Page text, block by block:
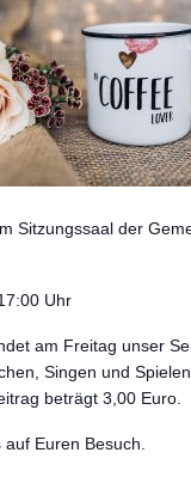
Sitzungssaal der
Uhr
am Freitag unser
Singen und
beträgt 3,00 Euro.
Euren Besuch.